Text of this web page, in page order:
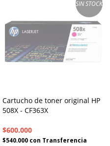
SIN STOCK
Cartucho de toner original HP
508X - CF363X
$600.000
$540.000 con Transferencia